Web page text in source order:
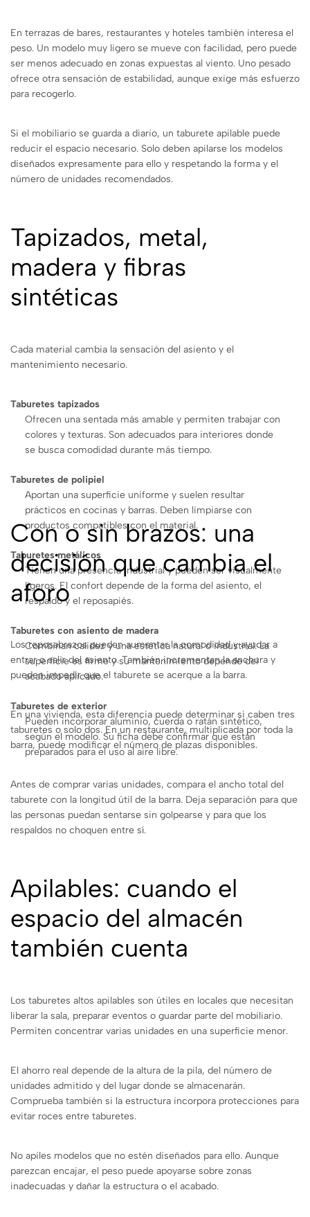
En terrazas de bares, restaurantes y hoteles también interesa el
peso. Un modelo muy ligero se mueve con facilidad, pero puede
ser menos adecuado en zonas expuestas al viento. Uno pesado
ofrece otra sensación de estabilidad, aunque exige más esfuerzo
para recogerlo.
Si el mobiliario se guarda a diario, un taburete apilable puede
reducir el espacio necesario. Solo deben apilarse los modelos
diseñados expresamente para ello y respetando la forma y el
número de unidades recomendados.
Tapizados, metal,
madera y fibras
sintéticas
Cada material cambia la sensación del asiento y el
mantenimiento necesario.
Taburetes tapizados
Ofrecen una sentada más amable y permiten trabajar con
colores y texturas. Son adecuados para interiores donde
se busca comodidad durante más tiempo.
Taburetes de polipiel
Aportan una superficie uniforme y suelen resultar
prácticos en cocinas y barras. Deben limpiarse con
productos compatibles con el material.
Taburetes metálicos
Tienen una presencia industrial y pueden ser visualmente
ligeros. El confort depende de la forma del asiento, el
respaldo y el reposapiés.
Taburetes con asiento de madera
Combinan calidez y una estética natural o industrial. La
superficie es firme y su mantenimiento depende del
acabado aplicado.
Taburetes de exterior
Pueden incorporar aluminio, cuerda o ratán sintético,
según el modelo. Su ficha debe confirmar que están
preparados para el uso al aire libre.
Con o sin brazos: una
decisión que cambia el
aforo
Los reposabrazos pueden aumentar la comodidad y ayudar a
entrar o salir del asiento. También incrementan la anchura y
pueden impedir que el taburete se acerque a la barra.
En una vivienda, esta diferencia puede determinar si caben tres
taburetes o solo dos. En un restaurante, multiplicada por toda la
barra, puede modificar el número de plazas disponibles.
Antes de comprar varias unidades, compara el ancho total del
taburete con la longitud útil de la barra. Deja separación para que
las personas puedan sentarse sin golpearse y para que los
respaldos no choquen entre sí.
Apilables: cuando el
espacio del almacén
también cuenta
Los taburetes altos apilables son útiles en locales que necesitan
liberar la sala, preparar eventos o guardar parte del mobiliario.
Permiten concentrar varias unidades en una superficie menor.
El ahorro real depende de la altura de la pila, del número de
unidades admitido y del lugar donde se almacenarán.
Comprueba también si la estructura incorpora protecciones para
evitar roces entre taburetes.
No apiles modelos que no estén diseñados para ello. Aunque
parezcan encajar, el peso puede apoyarse sobre zonas
inadecuadas y dañar la estructura o el acabado.